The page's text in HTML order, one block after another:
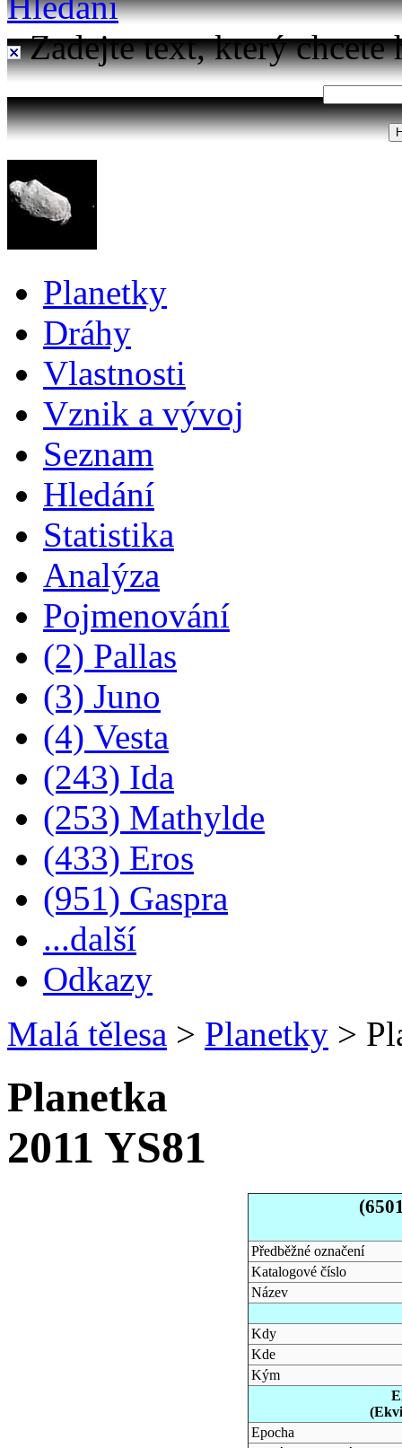
Zadejte text, který chcete
Planetky
Dráhy
Vlastnosti
Vznik a vývoj
Seznam
Hledání
Statistika
Analýza
Pojmenování
(2) Pallas
(3) Juno
(4) Vesta
(243) Ida
(253) Mathylde
(433) Eros
(951) Gaspra
...další
Odkazy
Malá tělesa > Planetky >
Planetka
2011 YS81
Předběžné označení
Katalogové číslo
Název
Kdy
Kde
Kým
Epocha